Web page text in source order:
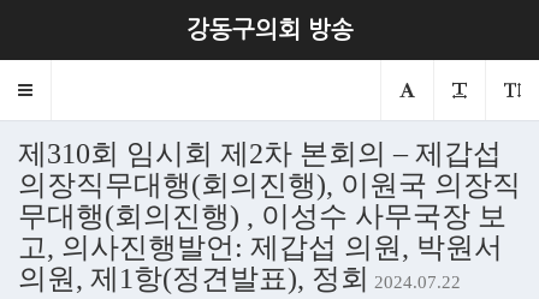
강동구의회 방송
Toggle
제310회 임시회 제2차 본회의 – 제갑섭
의장직무대행(회의진행), 이원국 의장직
무대행(회의진행) , 이성수 사무국장 보
고, 의사진행발언: 제갑섭 의원, 박원서
의원, 제1항(정견발표), 정회
2024.07.22